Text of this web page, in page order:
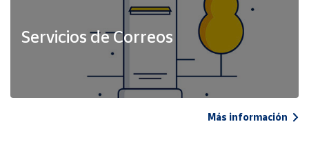
Servicios de Correos
Más información